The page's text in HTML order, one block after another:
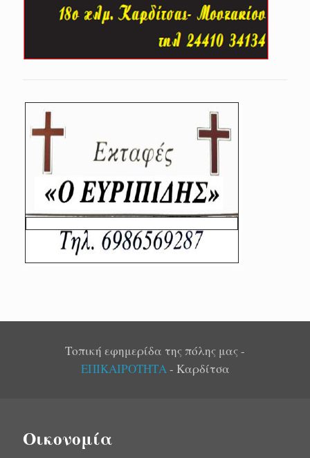
Τοπική εφημερίδα της πόλης μας -
ΕΠΙΚΑΙΡΟΤΗΤΑ- Καρδίτσα
Οικονομία